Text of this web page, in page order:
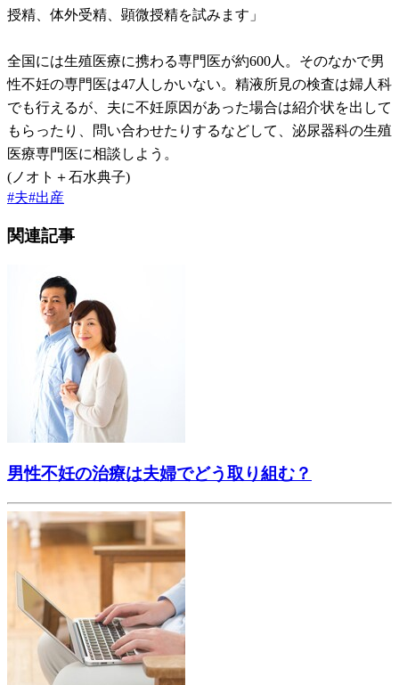
授精、体外受精、顕微授精を試みます」
全国には生殖医療に携わる専門医が約600人。そのなかで男
性不妊の専門医は47人しかいない。精液所見の検査は婦人科
でも行えるが、夫に不妊原因があった場合は紹介状を出して
もらったり、問い合わせたりするなどして、泌尿器科の生殖
医療専門医に相談しよう。
(ノオト＋石水典子)
#夫#出産
関連記事
男性不妊の治療は夫婦でどう取り組む？